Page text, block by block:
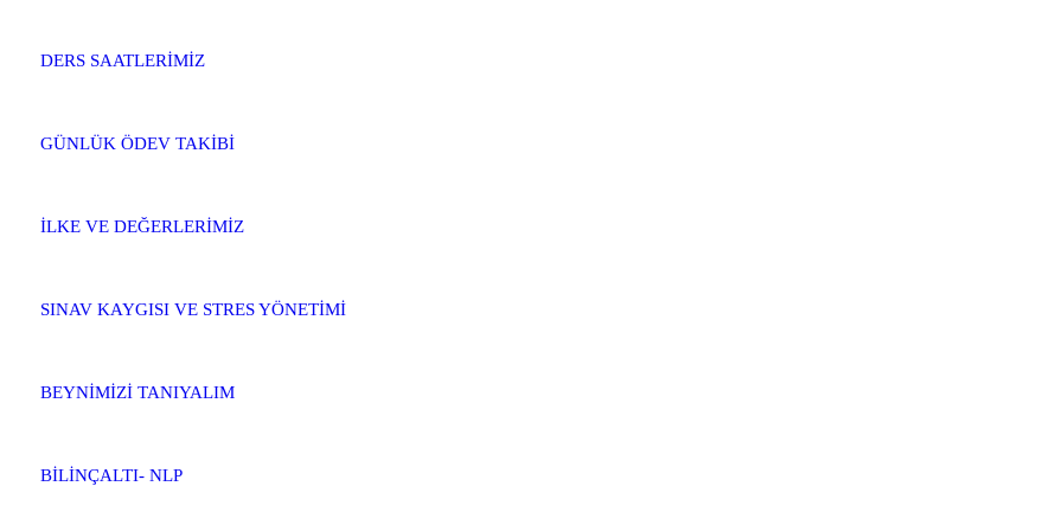
DERS SAATLERİMİZ
GÜNLÜK ÖDEV TAKİBİ
İLKE VE DEĞERLERİMİZ
SINAV KAYGISI VE STRES YÖNETİMİ
BEYNİMİZİ TANIYALIM
BİLİNÇALTI- NLP